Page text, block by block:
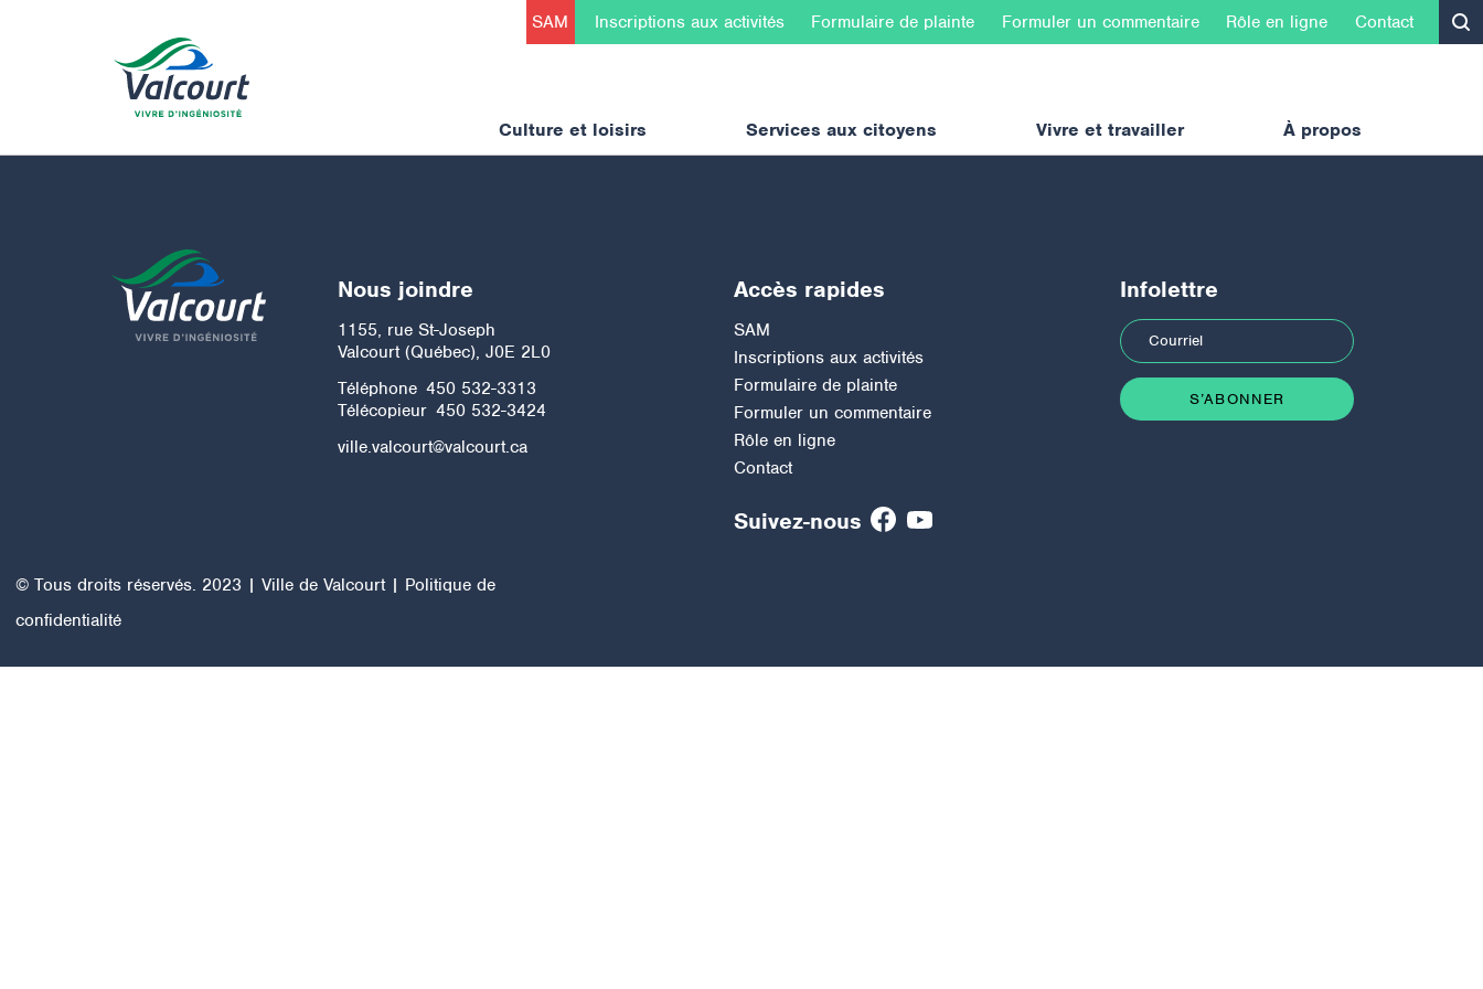
Culture et loisirs Services aux citoyens Vivre et travailler À propos
SAM Inscriptions aux activités Formulaire de plainte Formuler un commentaire Rôle en ligne Contact
Nous joindre
1155, rue St-Joseph
Valcourt (Québec), J0E 2L0
Téléphone 450 532-3313
Télécopieur 450 532-3424
ville.valcourt@valcourt.ca
Accès rapides
SAM
Inscriptions aux activités
Formulaire de plainte
Formuler un commentaire
Rôle en ligne
Contact
Suivez-nous
Infolettre
© Tous droits réservés. 2023 | Ville de Valcourt | Politique de
confidentialité